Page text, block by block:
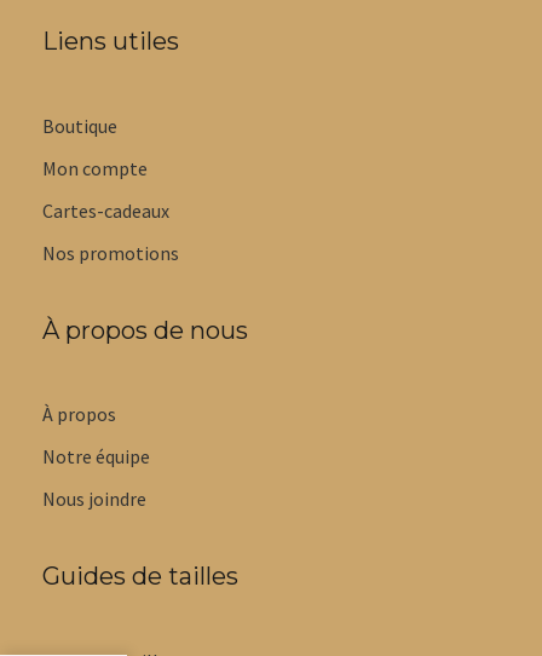
Liens utiles
Boutique
Mon compte
Cartes-cadeaux
Nos promotions
À propos de nous
À propos
Notre équipe
Nous joindre
Guides de tailles